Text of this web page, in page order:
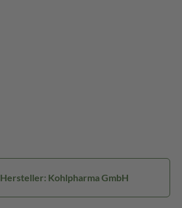
Hersteller: Kohlpharma GmbH